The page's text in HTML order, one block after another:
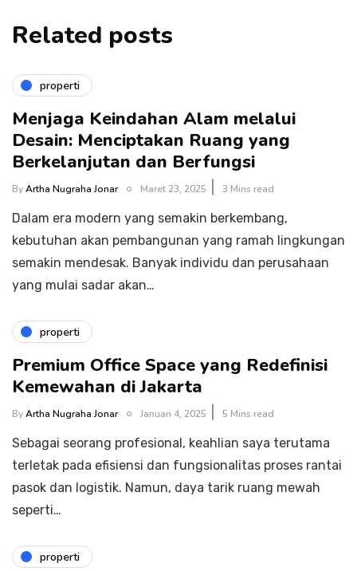
Related posts
properti
Menjaga Keindahan Alam melalui
Desain: Menciptakan Ruang yang
Berkelanjutan dan Berfungsi
ByArtha Nugraha Jonar Maret 23, 2025 3 Mins read
Dalam era modern yang semakin berkembang,
kebutuhan akan pembangunan yang ramah lingkungan
semakin mendesak. Banyak individu dan perusahaan
yang mulai sadar akan…
properti
Premium Office Space yang Redefinisi
Kemewahan di Jakarta
ByArtha Nugraha Jonar Januari 4, 2025 5 Mins read
Sebagai seorang profesional, keahlian saya terutama
terletak pada efisiensi dan fungsionalitas proses rantai
pasok dan logistik. Namun, daya tarik ruang mewah
seperti…
properti